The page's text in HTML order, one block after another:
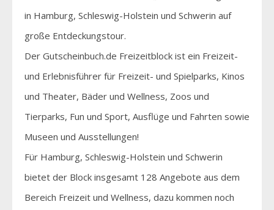
in Hamburg, Schleswig-Holstein und Schwerin auf
große Entdeckungstour.
Der Gutscheinbuch.de Freizeitblock ist ein Freizeit-
und Erlebnisführer für Freizeit- und Spielparks, Kinos
und Theater, Bäder und Wellness, Zoos und
Tierparks, Fun und Sport, Ausflüge und Fahrten sowie
Museen und Ausstellungen!
Für Hamburg, Schleswig-Holstein und Schwerin
bietet der Block insgesamt 128 Angebote aus dem
Bereich Freizeit und Wellness, dazu kommen noch